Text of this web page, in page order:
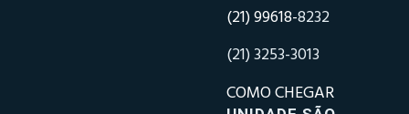
(21) 99618-8232
(21) 3253-3013
COMO CHEGAR